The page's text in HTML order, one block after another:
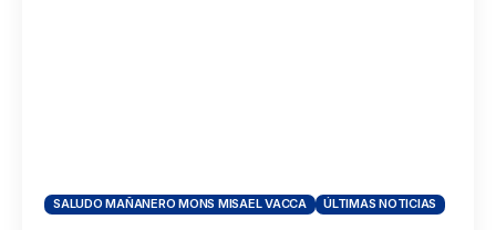
SALUDO MAÑANERO MONS MISAEL VACCA ÚLTIMAS NOTICIAS